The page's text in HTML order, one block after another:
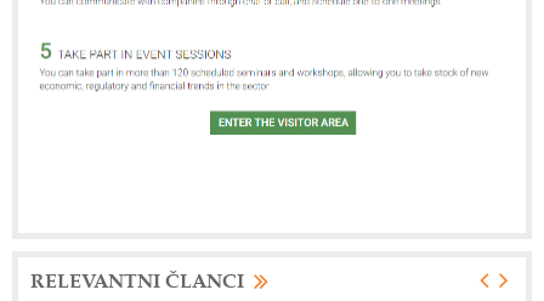
RELEVANTNI ČLANCI